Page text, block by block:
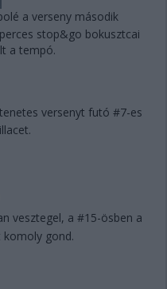
a verseny második
stop&go bokusztcai
a tempó.
versenyt futó #7-es
vesztegel, a #15-ösben a
gond.